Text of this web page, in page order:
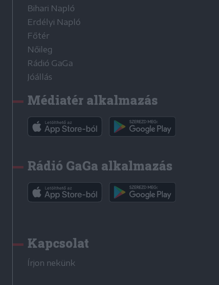
Bihari Napló
Erdélyi Napló
Főtér
Nőileg
Rádió GaGa
Jóállás
Médiatér alkalmazás
Rádió GaGa alkalmazás
Kapcsolat
Írjon nekünk